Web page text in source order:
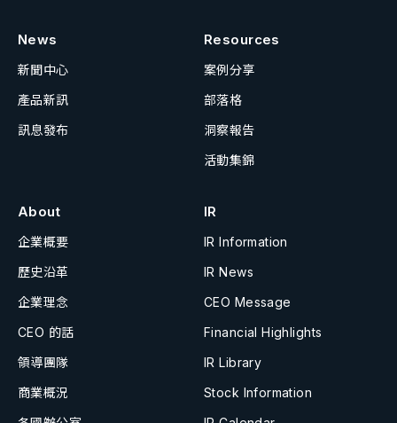
News
新聞中心
產品新訊
訊息發布
Resources
案例分享
部落格
洞察報告
活動集錦
About
企業概要
歷史沿革
企業理念
CEO 的話
領導團隊
商業概況
IR
IR Information
IR News
CEO Message
Financial Highlights
IR Library
Stock Information